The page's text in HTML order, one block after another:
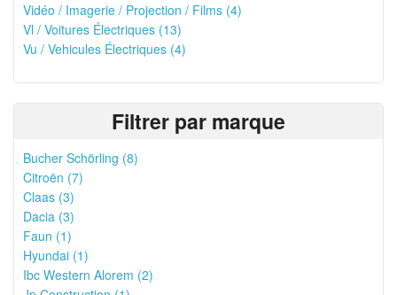
Vidéo / Imagerie / Projection / Films (4)
Vl / Voitures Électriques (13)
Vu / Vehicules Électriques (4)
Filtrer par marque
Bucher Schörling (8)
Citroën (7)
Claas (3)
Dacia (3)
Faun (1)
Hyundai (1)
Ibc Western Alorem (2)